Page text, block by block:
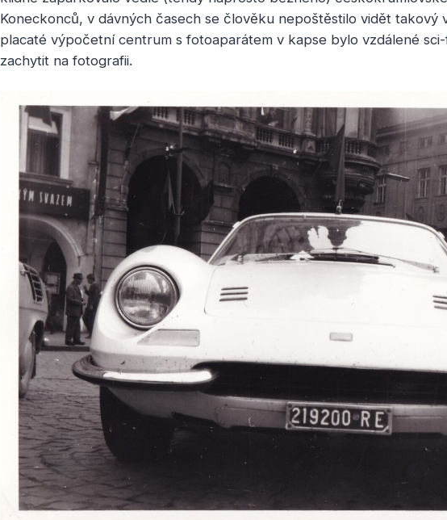
Koneckonců, v dávných časech se člověku nepoštěstilo vidět takový
placaté výpočetní centrum s fotoaparátem v kapse bylo vzdálené
zachytit na fotografii.